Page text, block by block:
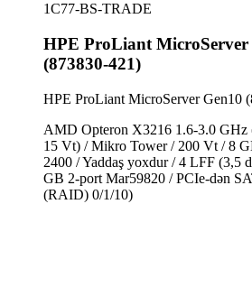
1C77-BS-TRADE
HPE ProLiant MicroServer
(873830-421)
HPE ProLiant MicroServer Gen10
AMD Opteron X3216 1.6-3.0
15 Vt) / Mikro Tower / 200 Vt / 8
2400 / Yaddaş yoxdur / 4 LFF (3,5
GB 2-port Mar59820 / PCIe-dən
(RAID) 0/1/10)